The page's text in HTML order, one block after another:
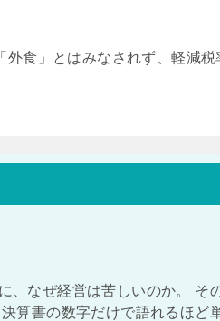
食」とはみなされず、軽減税
、なぜ経営は苦しいのか。 そ
算書の数字だけで語れるほど